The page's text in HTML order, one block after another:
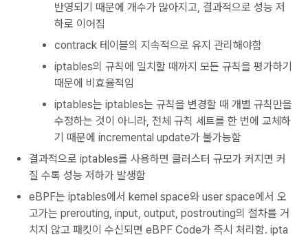
반영되기 때문에 개수가 많아지고, 결과적으로 성능 저
하로 이어짐
contrack 테이블의 지속적으로 유지 관리해야함
iptables의 규칙에 일치할 때까지 모든 규칙을 평가하기
때문에 비효율적임
iptables는 iptables는 규칙을 변경할 때 개별 규칙만을
수정하는 것이 아니라, 전체 규칙 세트를 한 번에 교체하
기 때문에 incremental update가 불가능함
결과적으로 iptables를 사용하면 클러스터 규모가 커지면 커
질 수록 성능 저하가 발생함
eBPF는 iptables에서 kernel space와 user space에서 오
고가는 prerouting, input, output, postrouting의 절차를 거
치지 않고 패킷이 수신되면 eBPF Code가 즉시 처리함. ipta